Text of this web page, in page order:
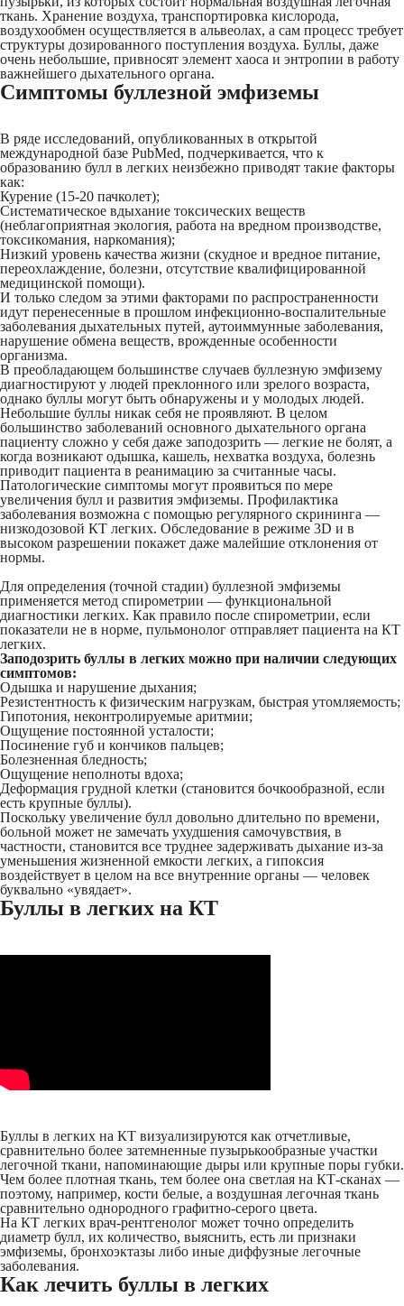
ткань. Хранение воздуха, транспортировка кислорода,
воздухообмен осуществляется в альвеолах, а сам процесс требует
структуры дозированного поступления воздуха. Буллы, даже
очень небольшие, привносят элемент хаоса и энтропии в работу
важнейшего дыхательного органа.
Симптомы буллезной эмфиземы
В ряде исследований, опубликованных в открытой
международной базе PubMed, подчеркивается, что к
образованию булл в легких неизбежно приводят такие факторы
как:
Курение (15-20 пачколет);
Систематическое вдыхание токсических веществ
(неблагоприятная экология, работа на вредном производстве,
токсикомания, наркомания);
Низкий уровень качества жизни (скудное и вредное питание,
переохлаждение, болезни, отсутствие квалифицированной
медицинской помощи).
И только следом за этими факторами по распространенности
идут перенесенные в прошлом инфекционно-воспалительные
заболевания дыхательных путей, аутоиммунные заболевания,
нарушение обмена веществ, врожденные особенности
организма.
В преобладающем большинстве случаев буллезную эмфизему
диагностируют у людей преклонного или зрелого возраста,
однако буллы могут быть обнаружены и у молодых людей.
Небольшие буллы никак себя не проявляют. В целом
большинство заболеваний основного дыхательного органа
пациенту сложно у себя даже заподозрить — легкие не болят, а
когда возникают одышка, кашель, нехватка воздуха, болезнь
приводит пациента в реанимацию за считанные часы.
Патологические симптомы могут проявиться по мере
увеличения булл и развития эмфиземы. Профилактика
заболевания возможна с помощью регулярного скрининга —
низкодозовой КТ легких. Обследование в режиме 3D и в
высоком разрешении покажет даже малейшие отклонения от
нормы.
Для определения (точной стадии) буллезной эмфиземы
применяется метод спирометрии — функциональной
диагностики легких. Как правило после спирометрии, если
показатели не в норме, пульмонолог отправляет пациента на КТ
легких.
Заподозрить буллы в легких можно при наличии следующих
симптомов:
Одышка и нарушение дыхания;
Резистентность к физическим нагрузкам, быстрая утомляемость;
Гипотония, неконтролируемые аритмии;
Ощущение постоянной усталости;
Посинение губ и кончиков пальцев;
Болезненная бледность;
Ощущение неполноты вдоха;
Деформация грудной клетки (становится бочкообразной, если
есть крупные буллы).
Поскольку увеличение булл довольно длительно по времени,
больной может не замечать ухудшения самочувствия, в
частности, становится все труднее задерживать дыхание из-за
уменьшения жизненной емкости легких, а гипоксия
воздействует в целом на все внутренние органы — человек
буквально «увядает».
Буллы в легких на КТ
Буллы в легких на КТ визуализируются как отчетливые,
сравнительно более затемненные пузырькообразные участки
легочной ткани, напоминающие дыры или крупные поры губки.
Чем более плотная ткань, тем более она светлая на КТ-сканах —
поэтому, например, кости белые, а воздушная легочная ткань
сравнительно однородного графитно-серого цвета.
На КТ легких врач-рентгенолог может точно определить
диаметр булл, их количество, выяснить, есть ли признаки
эмфиземы, бронхоэктазы либо иные диффузные легочные
заболевания.
Как лечить буллы в легких